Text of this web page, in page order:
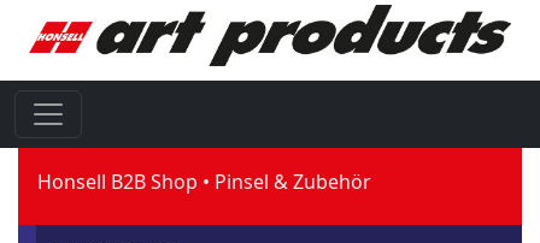
Honsell B2B Shop Pinsel & Zubehör